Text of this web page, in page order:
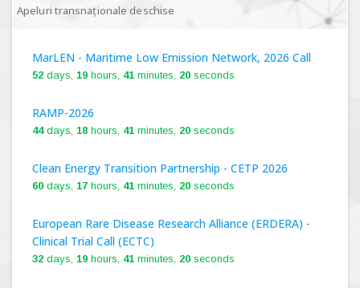
PNCDI IV, P 5.1 - Proiecte Complexe de Cercetare de
PNCDI IV, SP 5.6.1 - Provocări - Schimbare, PPS2024
Apeluri transnaționale deschise
MarLEN - Maritime Low Emission Network, 2026 Call
52 days, 19 hours, 41 minutes, 19 seconds
RAMP-2026
44days, 18 hours, 41 minutes, 19 seconds
Clean Energy Transition Partnership - CETP 2026
60 days, 17 hours, 41 minutes, 19 seconds
European Rare Disease Research Alliance (ERDERA) -
Clinical Trial Call (ECTC)
32 days, 19 hours, 41 minutes, 19 seconds